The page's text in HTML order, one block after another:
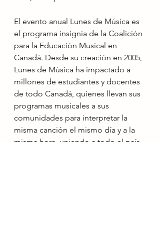
El evento anual Lunes de Música es
el programa insignia de la Coalición
para la Educación Musical en
Canadá. Desde su creación en 2005,
Lunes de Música ha impactado a
millones de estudiantes y docentes
de todo Canadá, quienes llevan sus
programas musicales a sus
comunidades para interpretar la
misma canción el mismo día y a la
misma hora, uniendo a todo el país